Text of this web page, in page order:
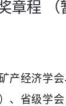
章程
产经济学
、省级学